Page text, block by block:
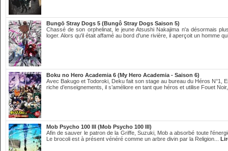
Bungō Stray Dogs 5 (Bungô Stray Dogs Saison 5)
Chassé de son orphelinat, le jeune Atsushi Nakajima n'a désormais
loger. Alors qu'il était affamé au bord d'une rivière, il aperçoit un homme
Boku no Hero Academia 6 (My Hero Academia - Saison 6)
Avec Bakugo et Todoroki, Deku fait son stage au bureau du Héros N°1,
riche d’enseignements, il s’améliore en tant que héros et utilise Fouet
Mob Psycho 100 III (Mob Psycho 100 III)
Afin de sauver le patron de la Griffe, Suzuki, Mob a absorbé toute
Le brocoli est à présent vénéré comme un arbre divin par la Religion...